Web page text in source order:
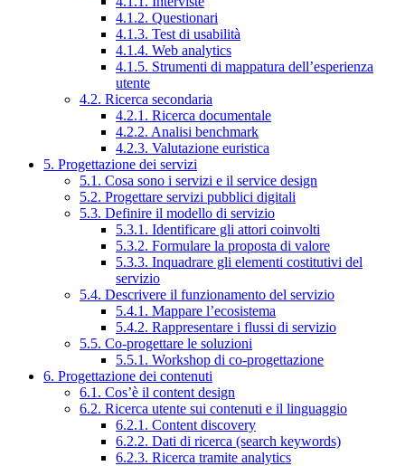
4.1.2. Questionari
4.1.3. Test di usabilità
4.1.4. Web analytics
4.1.5. Strumenti di mappatura dell’esperienza
utente
4.2. Ricerca secondaria
4.2.1. Ricerca documentale
4.2.2. Analisi benchmark
4.2.3. Valutazione euristica
5. Progettazione dei servizi
5.1. Cosa sono i servizi e il service design
5.2. Progettare servizi pubblici digitali
5.3. Definire il modello di servizio
5.3.1. Identificare gli attori coinvolti
5.3.2. Formulare la proposta di valore
5.3.3. Inquadrare gli elementi costitutivi del
servizio
5.4. Descrivere il funzionamento del servizio
5.4.1. Mappare l’ecosistema
5.4.2. Rappresentare i flussi di servizio
5.5. Co-progettare le soluzioni
5.5.1. Workshop di co-progettazione
6. Progettazione dei contenuti
6.1. Cos’è il content design
6.2. Ricerca utente sui contenuti e il linguaggio
6.2.1. Content discovery
6.2.2. Dati di ricerca (search keywords)
6.2.3. Ricerca tramite analytics